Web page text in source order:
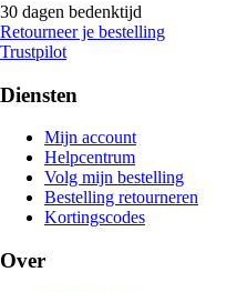
30 dagen bedenktijd
Retourneer je bestelling
Trustpilot
Diensten
Mijn account
Helpcentrum
Volg mijn bestelling
Bestelling retourneren
Kortingscodes
Over